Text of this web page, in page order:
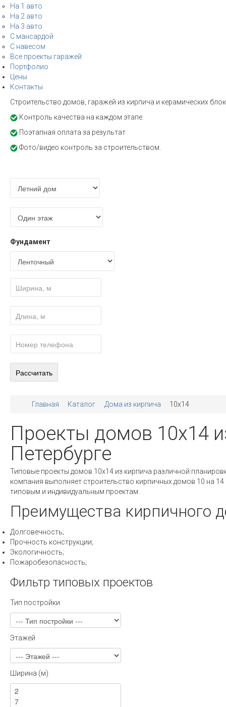
На 1 авто
На 2 авто
На 3 авто
С мансардой
С навесом
Все проекты гаражей
Портфолио
Цены
Контакты
Строительство домов, гаражей из кирпича и керамических
Контроль качества на каждом этапе.
Поэтапная оплата за результат
Фото/видео контроль за строительством.
Фундамент
Главная Каталог Дома из кирпича 10x14
Проекты домов 10х14
Петербурге
Типовые проекты домов 10х14 из кирпича различной
компания выполняет строительство кирпичных домов 10 на
типовым и индивидуальным проектам.
Преимущества кирпичного
Долговечность;
Прочность конструкции;
Экологичность;
Пожаробезопасность;
Фильтр типовых проектов
Тип постройки
Этажей
Ширина (м)